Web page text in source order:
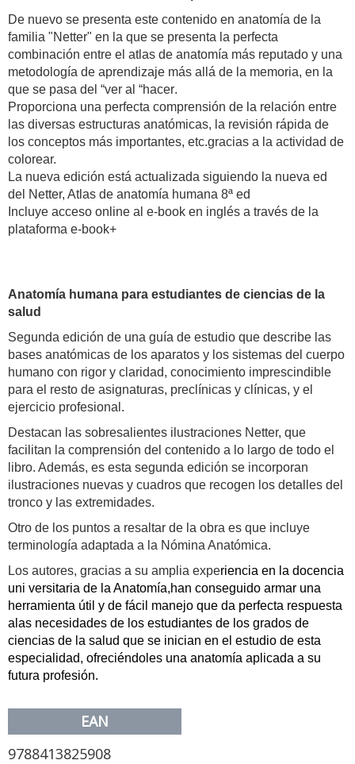
De nuevo se presenta este contenido en anatomía de la
familia "Netter" en la que se presenta la perfecta
combinación entre el atlas de anatomía más reputado y una
metodología de aprendizaje más allá de la memoria, en la
que se pasa del “ver al “hacer.
Proporciona una perfecta comprensión de la relación entre
las diversas estructuras anatómicas, la revisión rápida de
los conceptos más importantes, etc.gracias a la actividad de
colorear.
La nueva edición está actualizada siguiendo la nueva ed
del Netter, Atlas de anatomía humana 8ª ed
Incluye acceso online al e-book en inglés a través de la
plataforma e-book+
Anatomía humana para estudiantes de ciencias de la
salud
Segunda edición de una guía de estudio que describe las
bases anatómicas de los aparatos y los sistemas del cuerpo
humano con rigor y claridad, conocimiento imprescindible
para el resto de asignaturas, preclínicas y clínicas, y el
ejercicio profesional.
Destacan las sobresalientes ilustraciones Netter, que
facilitan la comprensión del contenido a lo largo de todo el
libro. Además, es esta segunda edición se incorporan
ilustraciones nuevas y cuadros que recogen los detalles del
tronco y las extremidades.
Otro de los puntos a resaltar de la obra es que incluye
terminología adaptada a la Nómina Anatómica.
Los autores, gracias a su amplia experiencia en la docencia
uni versitaria de la Anatomía,han conseguido armar una
herramienta útil y de fácil manejo que da perfecta respuesta
a las necesidades de los estudiantes de los grados de
ciencias de la salud que se inician en el estudio de esta
especialidad, ofreciéndoles una anatomía aplicada a su
futura profesión.
EAN
9788413825908